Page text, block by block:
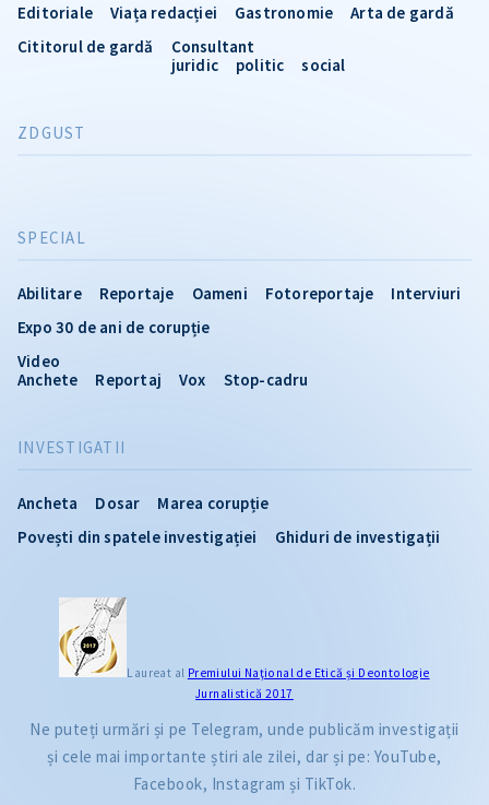
INVESTIGATII
Ancheta Dosar
Marea corupție
Povești din spatele investigației
Ghiduri de investigații
SPECIAL
Abilitare Reportaje Oameni Fotoreportaje
Interviuri
Expo 30 de ani de corupție
Video
Anchete
Reportaj Vox Stop-cadru
Editoriale
Viața redacției Gastronomie
Arta de gardă
Cititorul de gardă
Consultant
juridic
politic social
ZDGUST
Laureat al Premiului Naţional de Etică și Deontologie
Jurnalistică 2017
Ne puteți urmări și pe Telegram, unde publicăm investigații
și cele mai importante știri ale zilei, dar și pe: YouTube,
Facebook, Instagram și TikTok.